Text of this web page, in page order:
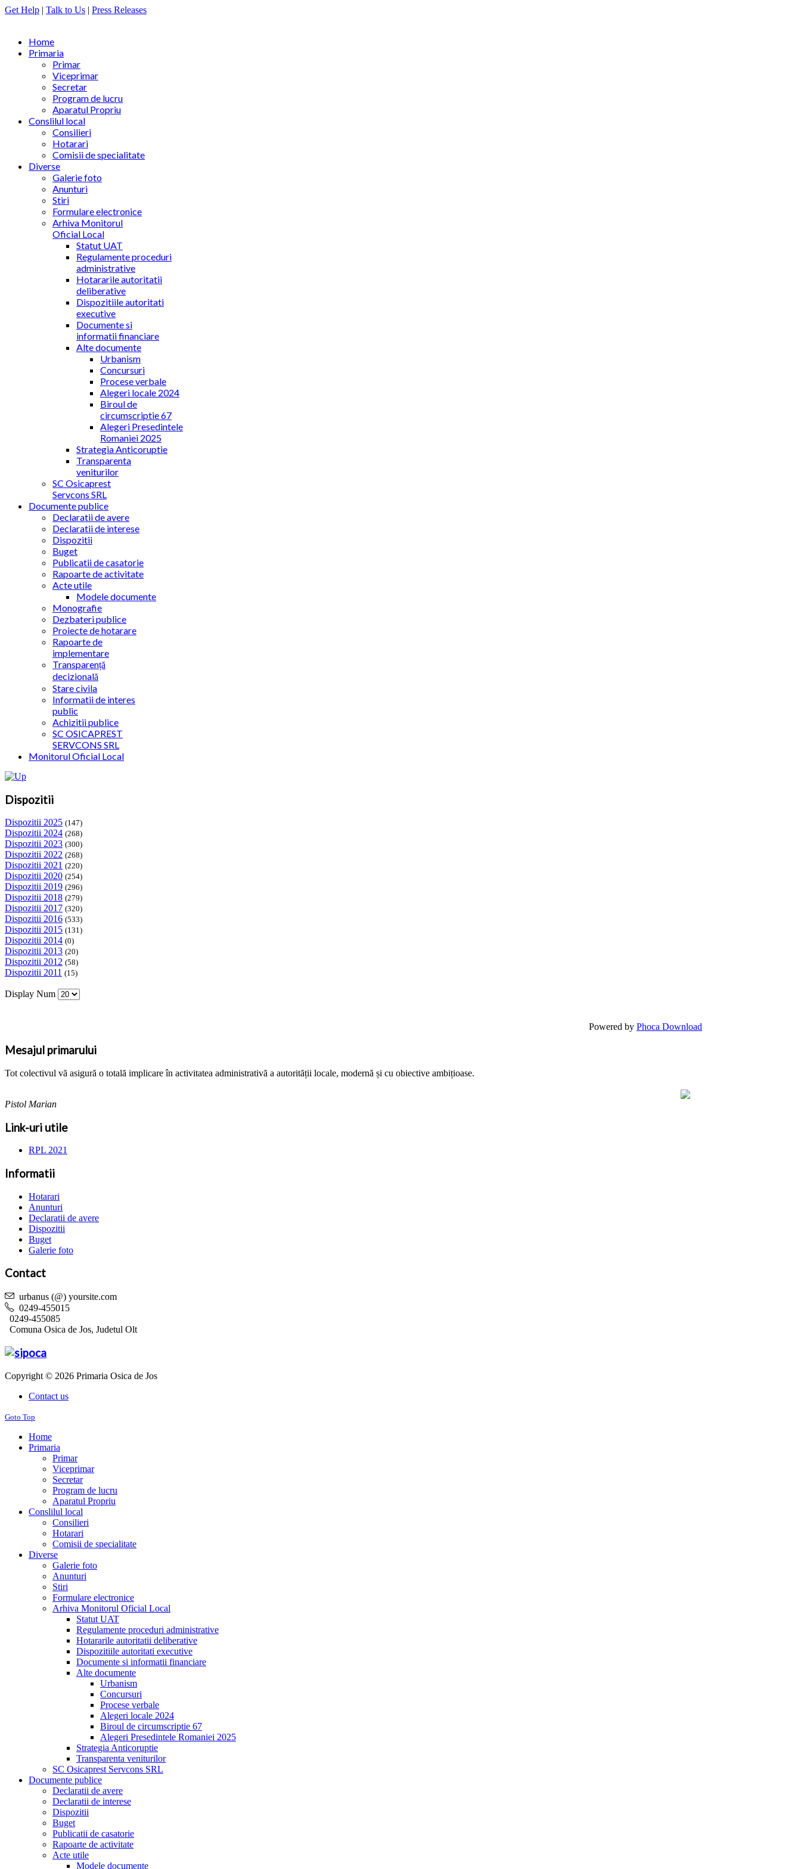
Get Help | Talk to Us | Press Releases
Home
Primaria
Primar
Viceprimar
Secretar
Program de lucru
Aparatul Propriu
Conslilul local
Consilieri
Hotarari
Comisii de specialitate
Diverse
Galerie foto
Anunturi
Stiri
Formulare electronice
Arhiva Monitorul
Oficial Local
Statut UAT
Regulamente proceduri
administrative
Hotararile autoritatii
deliberative
Dispozitiile autoritati
executive
Documente si
informatii financiare
Alte documente
Urbanism
Concursuri
Procese verbale
Alegeri locale 2024
Biroul de
circumscriptie 67
Alegeri Presedintele
Romaniei 2025
Strategia Anticoruptie
Transparenta
veniturilor
SC Osicaprest
Servcons SRL
Documente publice
Declaratii de avere
Declaratii de interese
Dispozitii
Buget
Publicatii de casatorie
Rapoarte de activitate
Acte utile
Modele documente
Monografie
Dezbateri publice
Proiecte de hotarare
Rapoarte de
implementare
Transparență
decizională
Stare civila
Informatii de interes
public
Achizitii publice
SC OSICAPREST
SERVCONS SRL
Monitorul Oficial Local
Dispozitii
Dispozitii 2025 (147)
Dispozitii 2024 (268)
Dispozitii 2023 (300)
Dispozitii 2022 (268)
Dispozitii 2021 (220)
Dispozitii 2020 (254)
Dispozitii 2019 (296)
Dispozitii 2018 (279)
Dispozitii 2017 (320)
Dispozitii 2016 (533)
Dispozitii 2015 (131)
Dispozitii 2014 (0)
Dispozitii 2013 (20)
Dispozitii 2012 (58)
Dispozitii 2011 (15)
Display Num
Powered by Phoca Download
Mesajul primarului
Tot colectivul vă asigură o totală implicare în activitatea administrativă a autorității locale, modernă și cu obiective ambițioase.
Pistol Marian
Link-uri utile
RPL 2021
Informatii
Hotarari
Anunturi
Declaratii de avere
Dispozitii
Buget
Galerie foto
Contact
urbanus (@) yoursite.com
0249-455015
0249-455085
Comuna Osica de Jos, Judetul Olt
Copyright © 2026 Primaria Osica de Jos
Contact us
Goto Top
Home
Primaria
Primar
Viceprimar
Secretar
Program de lucru
Aparatul Propriu
Conslilul local
Consilieri
Hotarari
Comisii de specialitate
Diverse
Galerie foto
Anunturi
Stiri
Formulare electronice
Arhiva Monitorul Oficial Local
Statut UAT
Regulamente proceduri administrative
Hotararile autoritatii deliberative
Dispozitiile autoritati executive
Documente si informatii financiare
Alte documente
Urbanism
Concursuri
Procese verbale
Alegeri locale 2024
Biroul de circumscriptie 67
Alegeri Presedintele Romaniei 2025
Strategia Anticoruptie
Transparenta veniturilor
SC Osicaprest Servcons SRL
Documente publice
Declaratii de avere
Declaratii de interese
Dispozitii
Buget
Publicatii de casatorie
Rapoarte de activitate
Acte utile
Modele documente